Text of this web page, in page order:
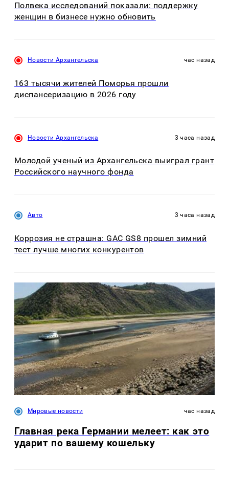
Полвека исследований показали: поддержку
женщин в бизнесе нужно обновить
Новости Архангельска час назад
163 тысячи жителей Поморья прошли
диспансеризацию в 2026 году
Новости Архангельска 3 часа назад
Молодой ученый из Архангельска выиграл грант
Российского научного фонда
Авто 3 часа назад
Коррозия не страшна: GAC GS8 прошел зимний
тест лучше многих конкурентов
Мировые новости час назад
Главная река Германии мелеет: как это
ударит по вашему кошельку